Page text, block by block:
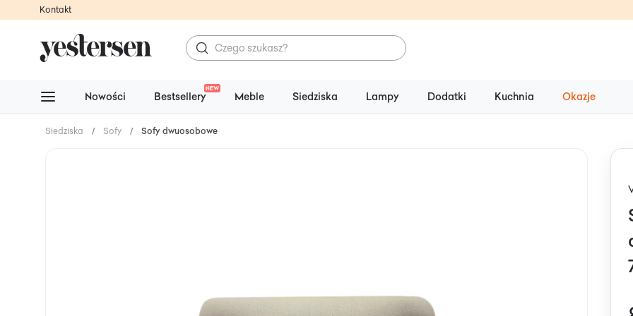
Kontakt
Nowości Bestsellery
NEW
Meble Siedziska Lampy Dodatki Kuchnia Okazje
Siedziska / Sofy / Sofy dwuosobowe